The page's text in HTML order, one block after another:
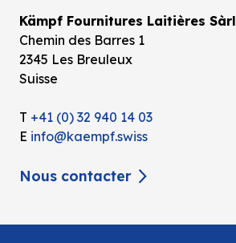
Kämpf Fournitures Laitières Sàrl
Chemin des Barres 1
2345 Les Breuleux
Suisse
T +41 (0) 32 940 14 03
E info@kaempf.swiss
Nous contacter